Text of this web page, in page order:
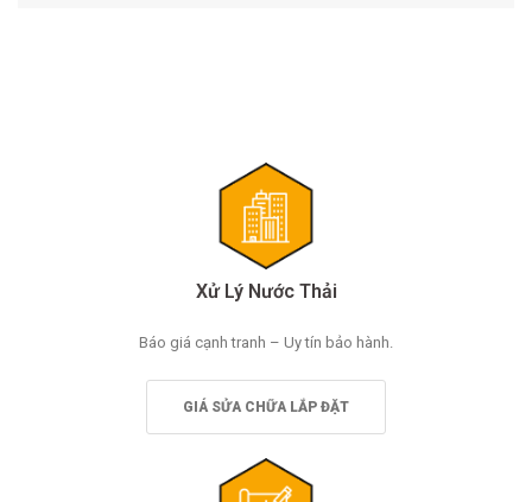
Xử Lý Nước Thải
Báo giá cạnh tranh – Uy tín bảo hành.
GIÁ SỬA CHỮA LẮP ĐẶT